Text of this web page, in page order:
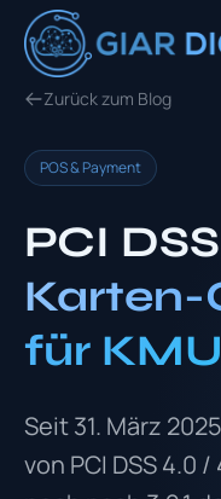
Zurück zum Blog
POS & Payment
PCI
für KMU
Seit 31. März
von PCI DSS 4.0